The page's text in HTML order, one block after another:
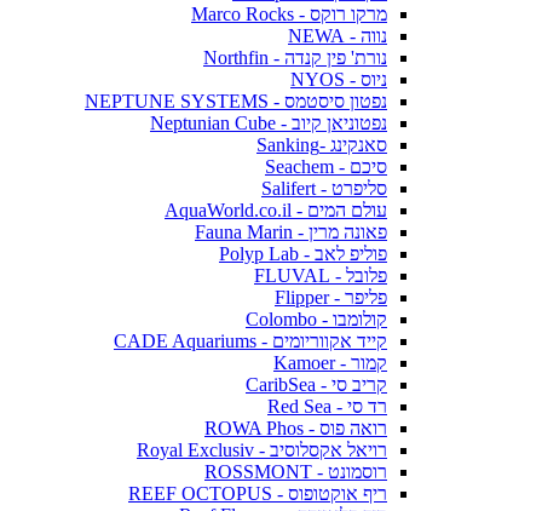
מרקו רוקס - Marco Rocks
נווה - NEWA
נורת' פין קנדה - Northfin
ניוס - NYOS
נפטון סיסטמס - NEPTUNE SYSTEMS
נפטוניאן קיוב - Neptunian Cube
סאנקינג -Sanking
סיכם - Seachem
סליפרט - Salifert
עולם המים - AquaWorld.co.il
פאונה מרין - Fauna Marin
פוליפ לאב - Polyp Lab
פלובל - FLUVAL
פליפר - Flipper
קולומבו - Colombo
קייד אקווריומים - CADE Aquariums
קמור - Kamoer
קריב סי - CaribSea
רד סי - Red Sea
רואה פוס - ROWA Phos
רויאל אקסלוסיב - Royal Exclusiv
רוסמונט - ROSSMONT
ריף אוקטופוס - REEF OCTOPUS